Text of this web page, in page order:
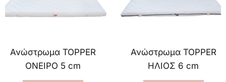
Ανώστρωμα TOPPER
ΟΝΕΙΡΟ 5 cm
Ανώστρωμα TOPPER
ΗΛΙΟΣ 6 cm